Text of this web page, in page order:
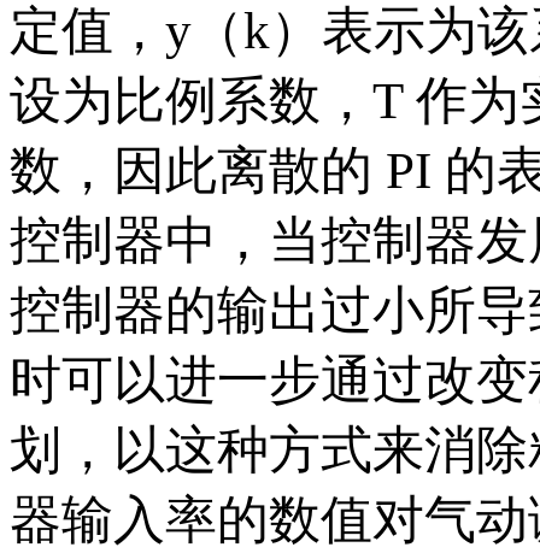
定值，y（k）表示为
设为比例系数，T 作
数，因此离散的 PI
控制器中，当控制器
控制器的输出过小所
时可以进一步通过改
划，以这种方式来消
器输入率的数值对气